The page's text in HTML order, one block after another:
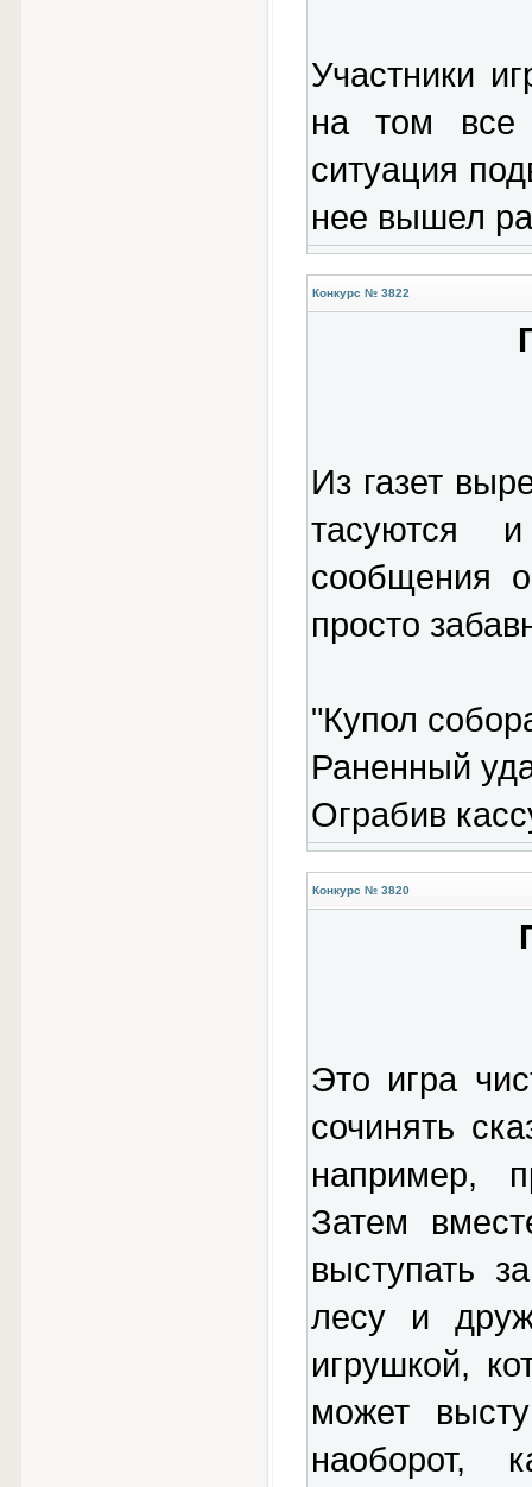
Участники
на том все
ситуация
нее вышел
Конкурс № 3822
Из газет
тасуются
сообщения
просто
"Купол
Раненный
Ограбив
Конкурс № 3820
Это игра
сочинять
например,
Затем
выступать
лесу и
игрушкой,
может
наоборот,